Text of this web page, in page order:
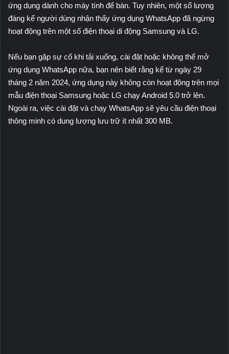
ứng dụng dành cho máy tính để bàn. Tuy nhiên, một số lượng
đáng kể người dùng nhận thấy ứng dụng WhatsApp đã ngừng
hoạt động trên một số điện thoại di động Samsung và LG.
Nếu bạn gặp sự cố khi tải xuống, cài đặt hoặc không thể mở
ứng dụng WhatsApp nữa, bạn nên biết rằng kể từ ngày 29
tháng 2 năm 2024, ứng dụng này không còn hoạt động trên mọi
mẫu điện thoại Samsung hoặc LG chạy Android 5.0 trở lên.
Ngoài ra, việc cài đặt và chạy WhatsApp sẽ yêu cầu điện thoại
thông minh có dung lượng lưu trữ ít nhất 300 MB.